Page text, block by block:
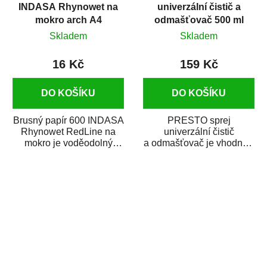
INDASA Rhynowet na
mokro arch A4
Skladem
16 Kč
DO KOŠÍKU
Brusný papír 600 INDASA
Rhynowet RedLine na
mokro je voděodolný
univerzální čistič a
odmašťovač 500 ml
Skladem
159 Kč
DO KOŠÍKU
PRESTO sprej
univerzální čistič
a odmašťovač je vhodný k